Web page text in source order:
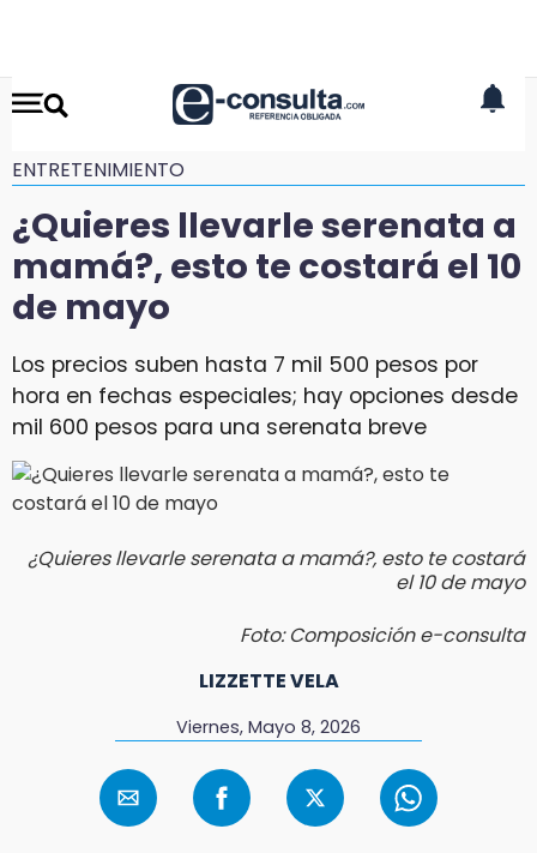
ENTRETENIMIENTO
¿Quieres llevarle serenata a
mamá?, esto te costará el 10
de mayo
Los precios suben hasta 7 mil 500 pesos por
hora en fechas especiales; hay opciones desde
mil 600 pesos para una serenata breve
¿Quieres llevarle serenata a mamá?, esto te costará
el 10 de mayo
Foto: Composición e-consulta
LIZZETTE VELA
Viernes, Mayo 8, 2026